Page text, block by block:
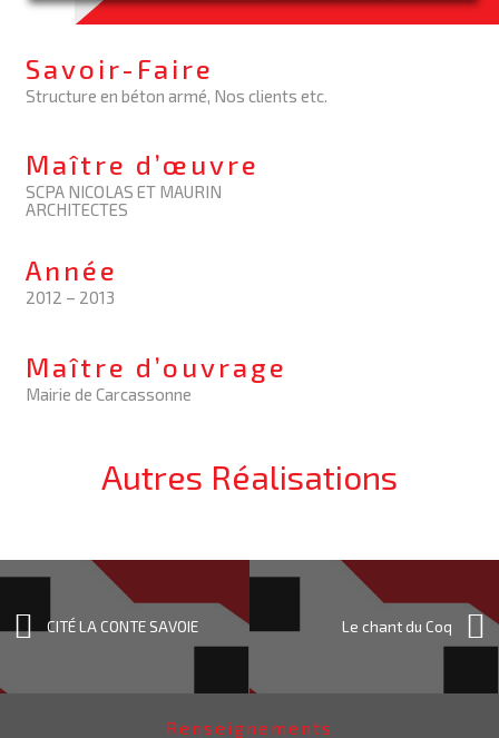
Savoir-Faire
Structure en béton armé, Nos clients etc.
Maître d’œuvre
SCPA NICOLAS ET MAURIN
ARCHITECTES
Année
2012 – 2013
Maître d’ouvrage
Mairie de Carcassonne
Autres Réalisations
Le chant du Coq
CITÉ LA CONTE SAVOIE
Renseignements